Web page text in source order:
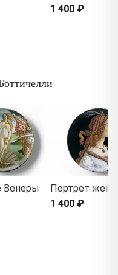
1 400 ₽
Венеры
Портрет
1 400 ₽